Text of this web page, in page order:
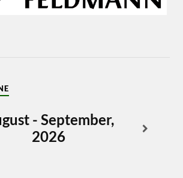
- September,
2026